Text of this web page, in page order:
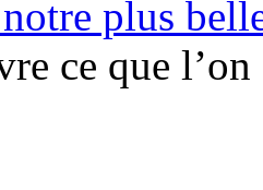
plus
ce que l’on